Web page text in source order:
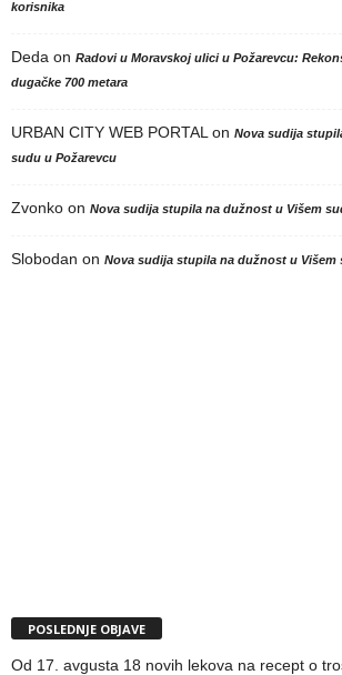
korisnika
Deda on Radovi u Moravskoj ulici u Požarevcu:
dugačke 700 metara
URBAN CITY WEB PORTAL on Nova sudija
sudu u Požarevcu
Zvonko on Nova sudija stupila na dužnost u Višem
Slobodan on Nova sudija stupila na dužnost u Višem
POSLEDNJE OBJAVE
Od 17. avgusta 18 novih lekova na recept o